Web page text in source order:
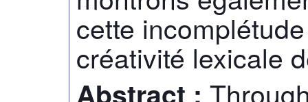
cette
créativité lexicale
Abstract :